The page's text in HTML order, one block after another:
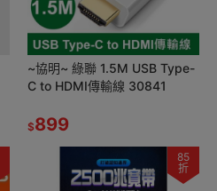
~協明~ 綠聯 1.5M USB Type-
C to HDMI傳輸線 30841
$899
85
折